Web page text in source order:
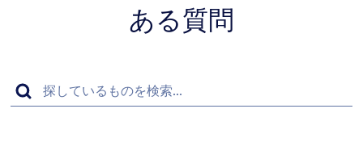
ある質問